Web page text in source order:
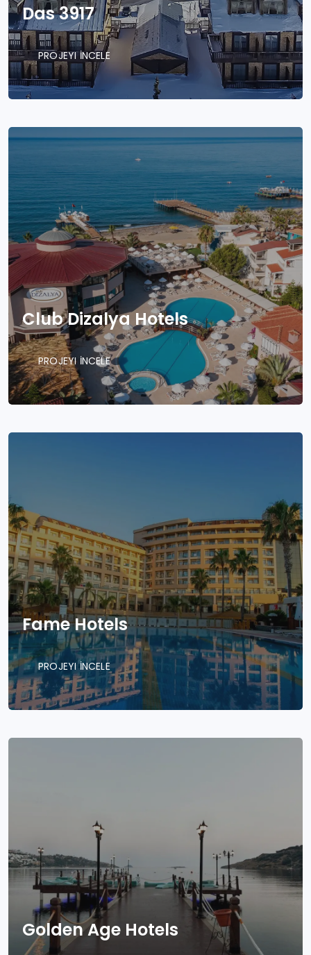
Das 3917
PROJEYI İNCELE
Club Dizalya Hotels
PROJEYI İNCELE
Fame Hotels
PROJEYI İNCELE
Golden Age Hotels